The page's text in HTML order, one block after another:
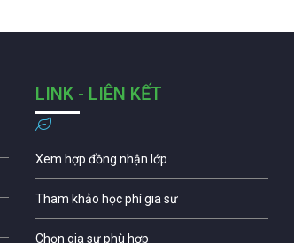
LINK - LIÊN KẾT
Xem hợp đồng nhận lớp
Tham khảo học phí gia sư
Chọn gia sư phù hợp